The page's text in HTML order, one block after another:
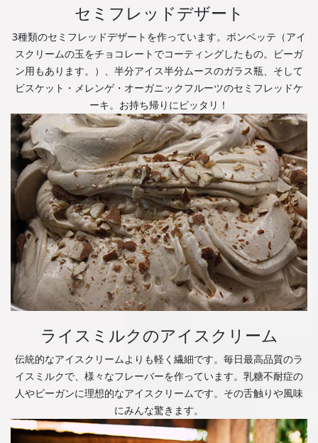
セミフレッドデザート
3種類のセミフレッドデザートを作っています。ボンベッテ（アイ
スクリームの玉をチョコレートでコーティングしたもの。ビーガ
ン用もあります。）、半分アイス半分ムースのガラス瓶、そして
ビスケット・メレンゲ・オーガニックフルーツのセミフレッドケ
ーキ。お持ち帰りにピッタリ！
ライスミルクのアイスクリーム
伝統的なアイスクリームよりも軽く繊細です。毎日最高品質のラ
イスミルクで、様々なフレーバーを作っています。乳糖不耐症の
人やビーガンに理想的なアイスクリームです。その舌触りや風味
にみんな驚きます。